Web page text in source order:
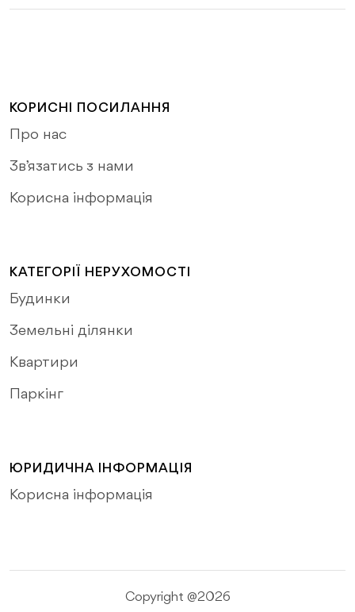
КОРИСНІ ПОСИЛАННЯ
Про нас
Зв’язатись з нами
Корисна інформація
КАТЕГОРІЇ НЕРУХОМОСТІ
Будинки
Земельні ділянки
Квартири
Паркінг
ЮРИДИЧНА ІНФОРМАЦІЯ
Корисна інформація
Copyright @2026